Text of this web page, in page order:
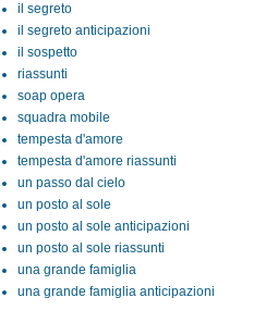
il segreto
il segreto anticipazioni
il sospetto
riassunti
soap opera
squadra mobile
tempesta d'amore
tempesta d'amore riassunti
un passo dal cielo
un posto al sole
un posto al sole anticipazioni
un posto al sole riassunti
una grande famiglia
una grande famiglia anticipazioni